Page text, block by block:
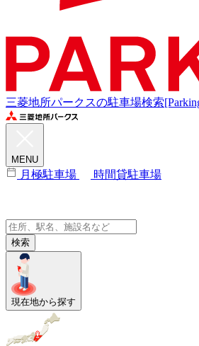
三菱地所パークスの駐車場検索
MENU
月極駐車場 時間貸駐車場
検索
現在地から探す